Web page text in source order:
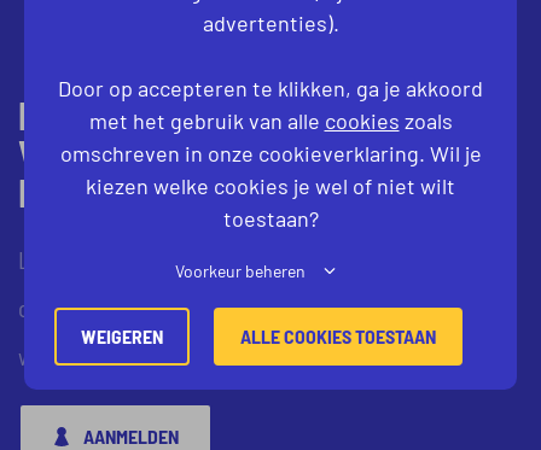
MEER WETEN OVER WAT WIJ
VOOR JOU KUNNEN
BETEKENEN?
Laat je gegevens achter en wij nemen contact met je
op. Om je goed van dienst te kunnen zijn, adviseren
we wel je eerst aan te melden.
AANMELDEN
advertenties).
Door op accepteren te klikken, ga je akkoord
met het gebruik van alle cookies zoals
omschreven in onze cookieverklaring. Wil je
kiezen welke cookies je wel of niet wilt
toestaan?
Voorkeur beheren
WEIGEREN ALLE COOKIES TOESTAAN